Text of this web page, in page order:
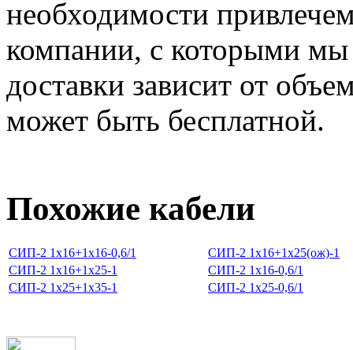
необходимости
компании, с которыми
доставки зависит от
может быть бесплатной.
Похожие кабели
СИП-2 1х16+1х16-0,6/1
СИП-2 1х16+1х25(ож)-1
СИП-2 1х16+1х25-1
СИП-2 1х16-0,6/1
СИП-2 1х25+1х35-1
СИП-2 1х25-0,6/1